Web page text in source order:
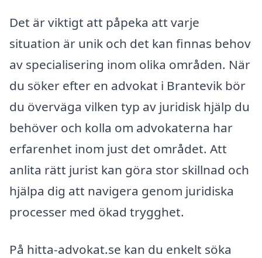
Det är viktigt att påpeka att varje
situation är unik och det kan finnas behov
av specialisering inom olika områden. När
du söker efter en advokat i Brantevik bör
du överväga vilken typ av juridisk hjälp du
behöver och kolla om advokaterna har
erfarenhet inom just det området. Att
anlita rätt jurist kan göra stor skillnad och
hjälpa dig att navigera genom juridiska
processer med ökad trygghet.
På hitta-advokat.se kan du enkelt söka